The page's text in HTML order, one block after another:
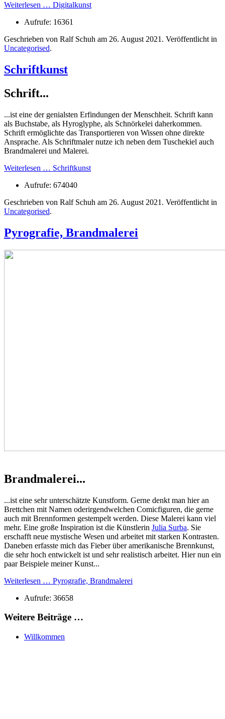
Weiterlesen … Digitalkunst
Aufrufe: 16361
Geschrieben von Ralf Schuh am 26. August 2021 . Veröffentlicht in
Uncategorised.
Schriftkunst
Schrift...
...ist eine der genialsten Erfindungen der Menschheit. Schrift kann
als Buchstabe, als Hyroglyphe, als Schnörkelei daherkommen.
Schrift ermöglichte das Transportieren von Wissen ohne direkte
Ansprache. Als Schriftmaler nutze ich neben dem Tuschekiel auch
Brandmalerei und Malerei.
Weiterlesen … Schriftkunst
Aufrufe: 674040
Geschrieben von Ralf Schuh am 26. August 2021 . Veröffentlicht in
Uncategorised.
Pyrografie, Brandmalerei
Brandmalerei...
...ist eine sehr unterschätzte Kunstform. Gerne denkt man hier an
Brettchen mit Namen oderirgendwelchen Comicfiguren, die gerne
auch mit Brennformen gestempelt werden. Diese Malerei kann viel
mehr. Eine große Inspiration ist die Künstlerin Julia Surba. Sie
erschafft neue mystische Wesen und arbeitet mit starken Kontrasten.
Daneben erfasste mich das Fieber über amerikanische Brennkunst,
die sehr hoch entwickelt ist und sehr realistisch arbeitet. Hier nun ein
paar Beispiele meiner Kunst...
Weiterlesen … Pyrografie, Brandmalerei
Aufrufe: 36658
Weitere Beiträge …
Willkommen